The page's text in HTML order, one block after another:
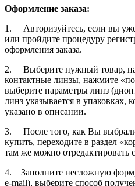
Оформление заказа:
1. Авторизуйтесь, если вы уже
или пройдите процедуру
оформления заказа.
2. Выберите нужный товар,
контактные линзы, нажмите
выберите параметры линз
линз указывается в упаковках,
указано в описании.
3. После того, как Вы выбрали
купить, переходите в раздел
там же можно отредактировать
4. Заполните несложную
e-mail), выберите способ